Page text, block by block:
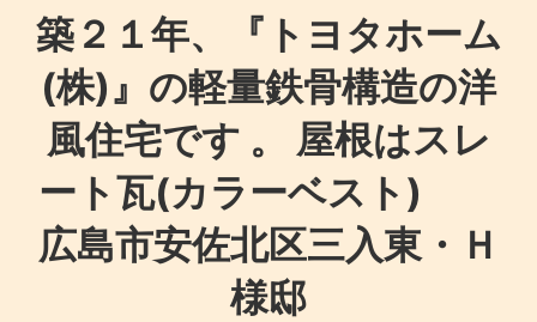
築２１年、『トヨタホーム
(株)』の軽量鉄骨構造の洋
風住宅です 。 屋根はスレ
ート瓦(カラーベスト)
広島市安佐北区三入東・Ｈ
様邸